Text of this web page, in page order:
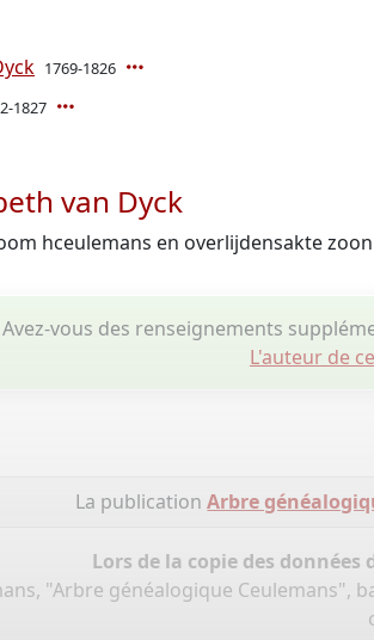
1769-1826
1827
van Dyck
hceulemans en overlijdensakte
Avez-vous des renseignements
L'auteur de
La publicationArbre
Lors de la copie des
"Arbre généalogique Ceulemans",